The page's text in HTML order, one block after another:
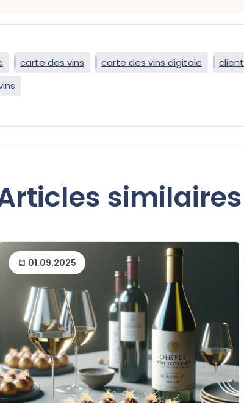
carte des vins carte des vins digitale
client
similaires
01.09.2025